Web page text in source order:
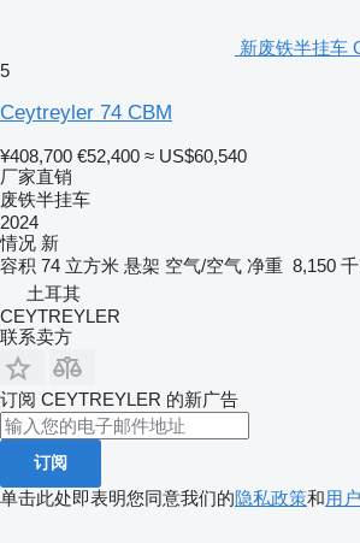
新废铁半挂车
5
Ceytreyler 74 CBM
¥408,700 €52,400 ≈ US$60,540
厂家直销
废铁半挂车
2024
情况 新
容积 74 立方米 悬架 空气/空气 净重 8,150
土耳其
CEYTREYLER
联系卖方
订阅 CEYTREYLER 的新广告
订阅
单击此处即表明您同意我们的隐私政策和用